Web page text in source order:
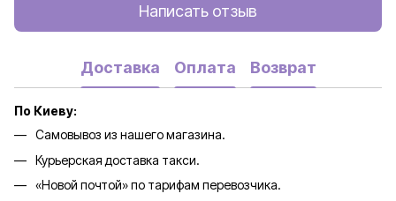
Написать отзыв
Доставка Оплата Возврат
По Киеву:
Самовывоз из нашего магазина.
Курьерская доставка такси.
«Новой почтой» по тарифам перевозчика.